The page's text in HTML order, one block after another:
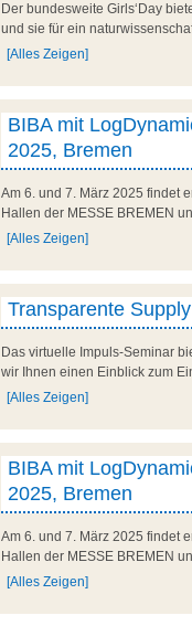
Der bundesweite Girls‘Day
und sie für ein
[Alles Zeigen]
BIBA mit
2025, Bremen
Am 6. und 7. März 2025 findet
Hallen der MESSE BREMEN
[Alles Zeigen]
Transparente
Das virtuelle Impuls-Seminar
wir Ihnen einen Einblick zum
[Alles Zeigen]
BIBA mit
2025, Bremen
Am 6. und 7. März 2025 findet
Hallen der MESSE BREMEN
[Alles Zeigen]